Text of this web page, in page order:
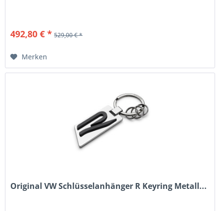
492,80 € * 529,00 € *
Merken
Original VW Schlüsselanhänger R Keyring Metall...